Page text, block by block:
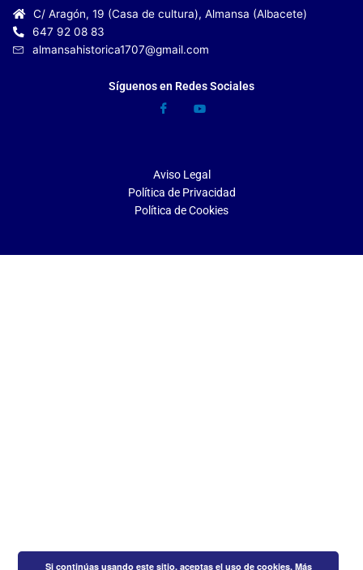
C/ Aragón, 19 (Casa de cultura), Almansa (Albacete)
647 92 08 83
almansahistorica1707@gmail.com
Síguenos en Redes Sociales
Aviso Legal
Política de Privacidad
Política de Cookies
Si continúas usando este sitio, aceptas el uso de cookies. Más